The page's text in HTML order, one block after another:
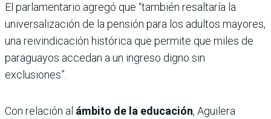
El parlamentario agregó que “también resaltaría la
universalización de la pensión para los adultos mayores,
una reivindicación histórica que permite que miles de
paraguayos accedan a un ingreso digno sin
exclusiones”.
Con relación al ámbito de la educación, Aguilera